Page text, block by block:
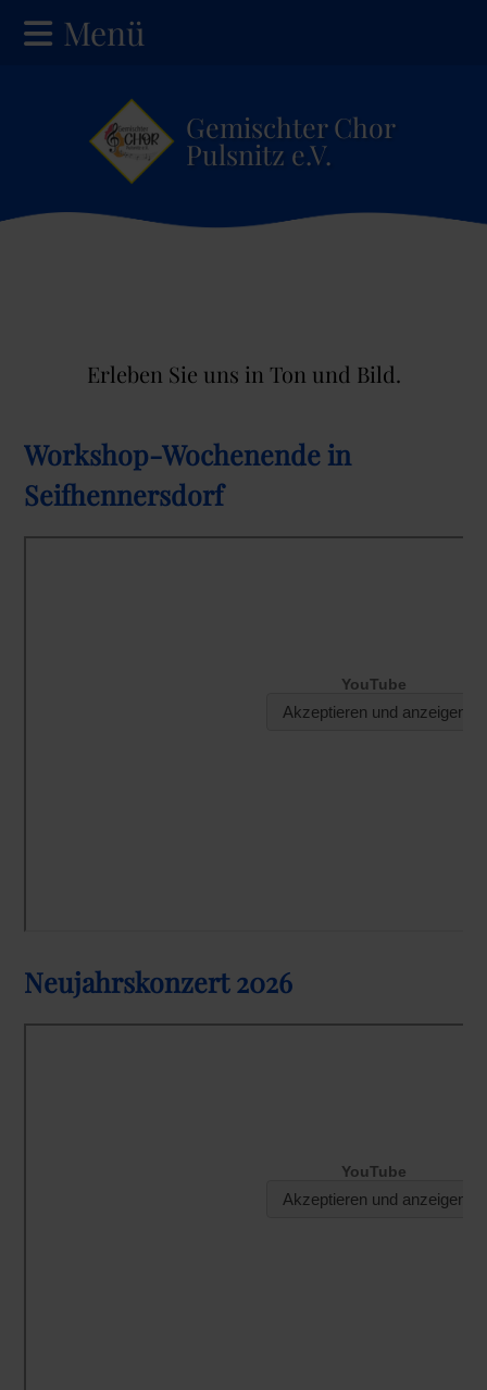
Menü
Gemischter Chor
Pulsnitz e.V.
Erleben Sie uns in Ton und Bild.
Workshop-Wochenende in
Seifhennersdorf
Neujahrskonzert 2026